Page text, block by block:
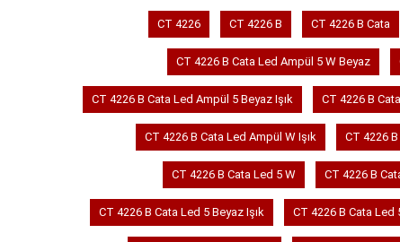
CT 4226 CT 4226 B CT 4226 B Cata
CT 4226 B Cata Led Ampül 5 W Beyaz
CT 4226 B Cata Led Ampül 5 Beyaz Işık CT 4226 B
CT 4226 B Cata Led Ampül W Işık CT 4226
CT 4226 B Cata Led 5 W CT 4226 B
CT 4226 B Cata Led 5 Beyaz Işık CT 4226 B Cata Led